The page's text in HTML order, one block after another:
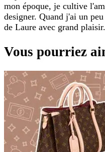
mon époque, je cultive
designer. Quand j'ai un
de Laure avec grand plaisir.
Vous pourriez